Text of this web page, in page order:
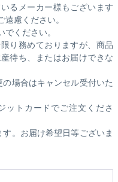
るメーカー様もございます
慮ください。
ください。
り務めておりますが、商品
待ち、またはお届けできな
場合はキャンセル受付いた
ットカードでご注文くださ
。お届け希望日等ございま